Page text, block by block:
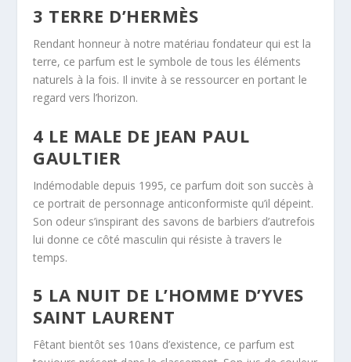
3 TERRE D’HERMÈS
Rendant honneur à notre matériau fondateur qui est la
terre, ce parfum est le symbole de tous les éléments
naturels à la fois. Il invite à se ressourcer en portant le
regard vers l’horizon.
4 LE MALE DE JEAN PAUL
GAULTIER
Indémodable depuis 1995, ce parfum doit son succès à
ce portrait de personnage anticonformiste qu’il dépeint.
Son odeur s’inspirant des savons de barbiers d’autrefois
lui donne ce côté masculin qui résiste à travers le
temps.
5 LA NUIT DE L’HOMME D’YVES
SAINT LAURENT
Fêtant bientôt ses 10ans d’existence, ce parfum est